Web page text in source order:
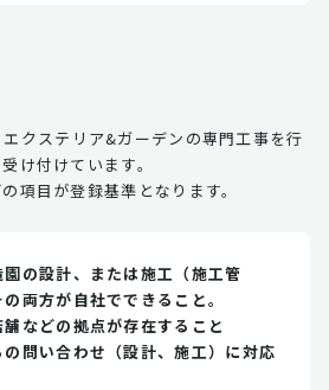
クステリア&ガーデンの専門工事を行
け付けています。
項目が登録基準となります。
の設計、または施工（施工管
両方が自社でできること。
などの拠点が存在すること
問い合わせ（設計、施工）に対応